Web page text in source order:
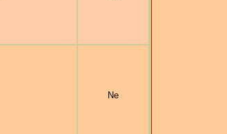
Ne